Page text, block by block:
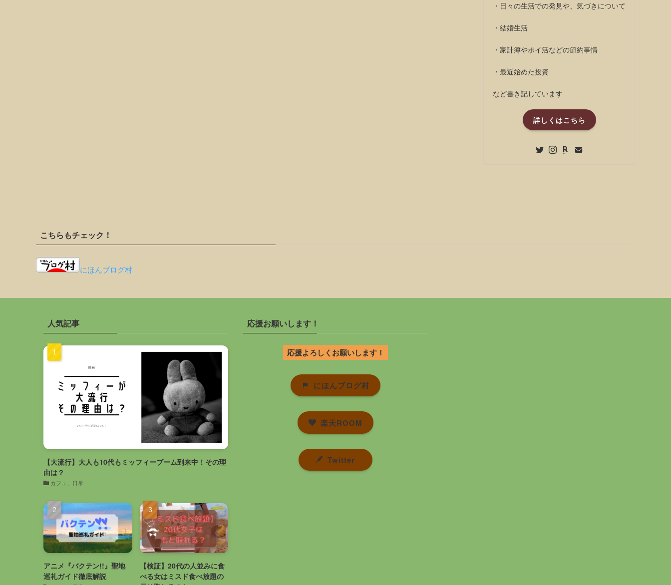
・日々の生活での発見や、気づきについて
・結婚生活
・家計簿やポイ活などの節約事情
・最近始めた投資
など書き記しています
詳しくはこちら
こちらもチェック！
にほんブログ村
人気記事
【大流行】大人も10代もミッフィーブーム到来中！その理
由は？
カフェ、日常
アニメ『バクテン!!』聖地
巡礼ガイド徹底解説
【検証】20代の人並みに食
べる女はミスド食べ放題の
応援お願いします！
応援よろしくお願いします！
にほんブログ村
楽天ROOM
Twitter